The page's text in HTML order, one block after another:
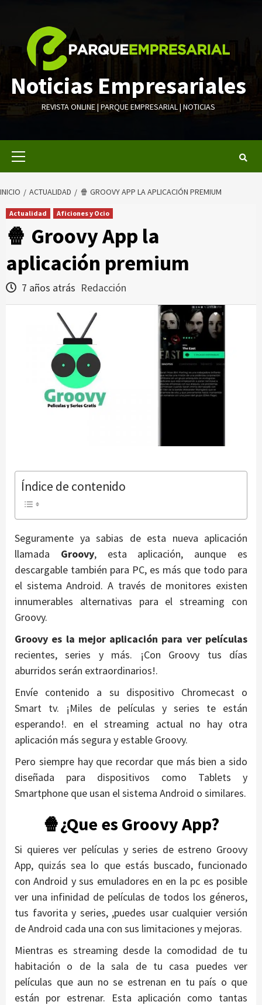
contenido
Noticias Empresariales
REVISTA ONLINE | PARQUE EMPRESARIAL | NOTICIAS
INICIO ACTUALIDAD 🍿 GROOVY APP LA APLICACIÓN PREMIUM
Actualidad Aficiones y Ocio
🍿 Groovy App la
aplicación premium
7 años atrás Redacción
Índice de contenido
Seguramente ya sabias de esta nueva aplicación
llamada Groovy, esta aplicación, aunque es
descargable también para PC, es más que todo para
el sistema Android. A través de monitores existen
innumerables alternativas para el streaming con
Groovy.
Groovy es la mejor aplicación para ver películas
recientes, series y más. ¡Con Groovy tus días
aburridos serán extraordinarios!.
Envíe contenido a su dispositivo Chromecast o
Smart tv. ¡Miles de películas y series te están
esperando!. en el streaming actual no hay otra
aplicación más segura y estable Groovy.
Pero siempre hay que recordar que más bien a sido
diseñada para dispositivos como Tablets y
Smartphone que usan el sistema Android o similares.
🍿¿Que es Groovy App?
Si quieres ver películas y series de estreno Groovy
App, quizás sea lo que estás buscado, funcionado
con Android y sus emuladores en en la pc es posible
ver una infinidad de películas de todos los géneros,
tus favorita y series, ,puedes usar cualquier versión
de Android cada una con sus limitaciones y mejoras.
Mientras es streaming desde la comodidad de tu
habitación o de la sala de tu casa puedes ver
películas que aun no se estrenan en tu país o que
están por estrenar. Esta aplicación como tantas